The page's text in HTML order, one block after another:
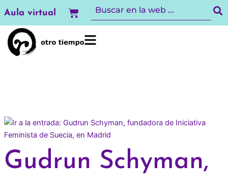
al
contenido
Aula virtual Carrito
Gudrun Schyman,